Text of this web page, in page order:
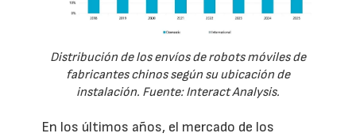
Distribución de los envíos de robots móviles de
fabricantes chinos según su ubicación de
instalación. Fuente: Interact Analysis.
En los últimos años, el mercado de los